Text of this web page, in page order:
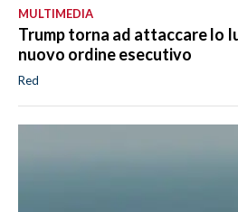
MULTIMEDIA
Trump torna ad attaccare lo
nuovo ordine esecutivo
Red